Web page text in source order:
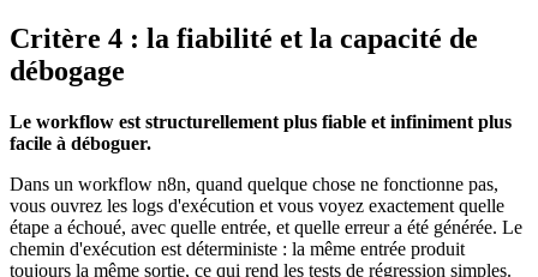
Critère 4 : la fiabilité et la capacité de
débogage
Le workflow est structurellement plus fiable et infiniment plus
facile à déboguer.
Dans un workflow n8n, quand quelque chose ne fonctionne pas,
vous ouvrez les logs d'exécution et vous voyez exactement quelle
étape a échoué, avec quelle entrée, et quelle erreur a été générée. Le
chemin d'exécution est déterministe : la même entrée produit
toujours la même sortie, ce qui rend les tests de régression simples.